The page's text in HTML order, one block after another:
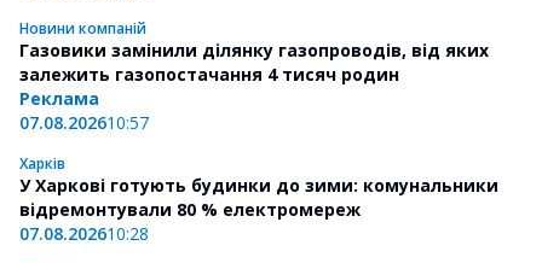
Новини компаній
Газовики замінили ділянку газопроводів, від яких
залежить газопостачання 4 тисяч родин
Реклама
07.08.202610:57
Харків
У Харкові готують будинки до зими: комунальники
відремонтували 80 % електромереж
07.08.202610:28